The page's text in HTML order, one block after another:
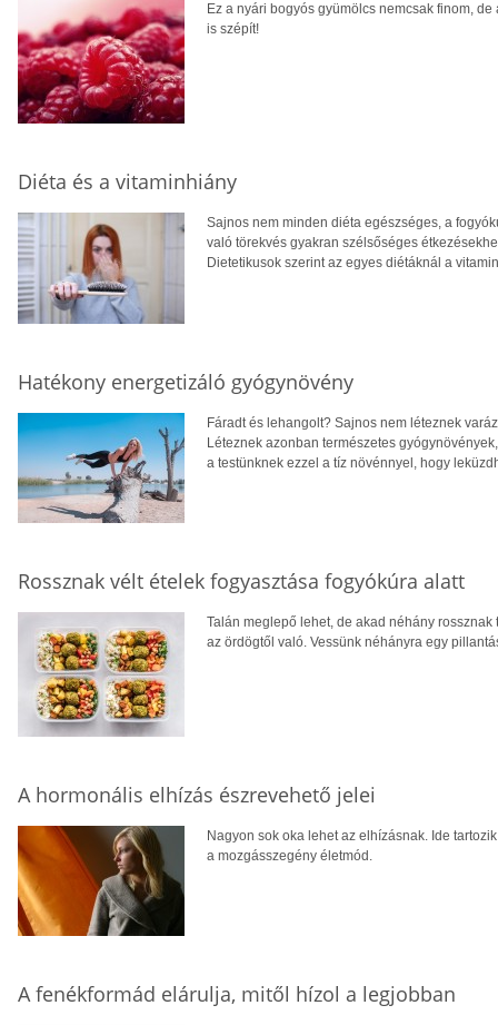
Ez a nyári bogyós gyümölcs nemcsak finom,
is szépít!
Diéta és a vitaminhiány
Sajnos nem minden diéta egészséges, a
való törekvés gyakran szélsőséges
Dietetikusok szerint az egyes diétáknál a
Hatékony energetizáló gyógynövény
Fáradt és lehangolt? Sajnos nem léteznek
Léteznek azonban természetes
a testünknek ezzel a tíz növénnyel, hogy
Rossznak vélt ételek fogyasztása fogyókúra alatt
Talán meglepő lehet, de akad néhány
az ördögtől való. Vessünk néhányra egy
A hormonális elhízás észrevehető jelei
Nagyon sok oka lehet az elhízásnak. Ide
a mozgásszegény életmód.
A fenékformád elárulja, mitől hízol a legjobban